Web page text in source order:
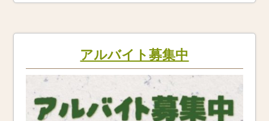
アルバイト募集中